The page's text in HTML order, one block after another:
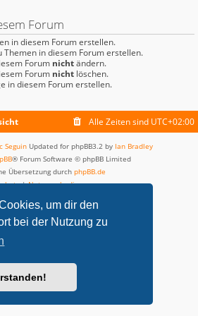
um dir den
bei der Nutzung zu
Forum
in diesem Forum erstellen.
Themen in diesem Forum erstellen.
Forum nichtändern.
Forum nicht löschen.
in diesem Forum erstellen.
Alle Zeiten sind UTC+02:00
Seguin Updated for phpBB3.2 by Ian Bradley
® Forum Software © phpBB Limited
Übersetzung durch phpBB.de
|Nutzungsbedingungen